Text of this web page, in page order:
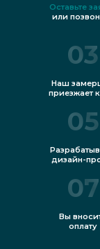
Оставьте
или
03
Наш
приезжает
05
дизайн-
07
Вы
оплату